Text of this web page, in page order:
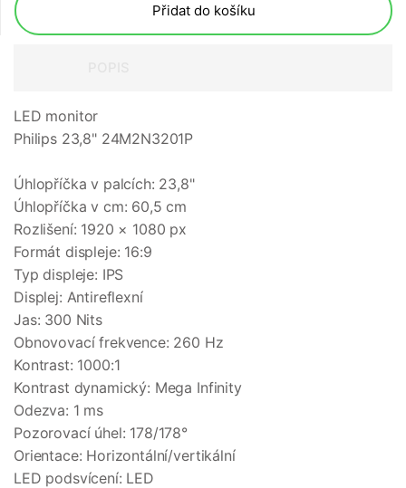
Přidat do košíku
LED monitor
Philips 23,8" 24M2N3201P
Úhlopříčka v palcích: 23,8"
Úhlopříčka v cm: 60,5 cm
Rozlišení: 1920 × 1080 px
Formát displeje: 16:9
Typ displeje: IPS
Displej: Antireflexní
Jas: 300 Nits
Obnovovací frekvence: 260 Hz
Kontrast: 1000:1
Kontrast dynamický: Mega Infinity
Odezva: 1 ms
Pozorovací úhel: 178/178°
Orientace: Horizontální/vertikální
LED podsvícení: LED